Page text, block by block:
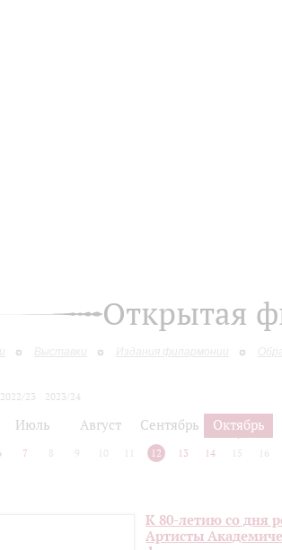
Открытая
Выставки Издания филармонии
2022/23
2023/24
Июль Август Сентябрь Октябрь
7 8 9 10 12 13 14 15 16
К 80-летию со дня
Артисты